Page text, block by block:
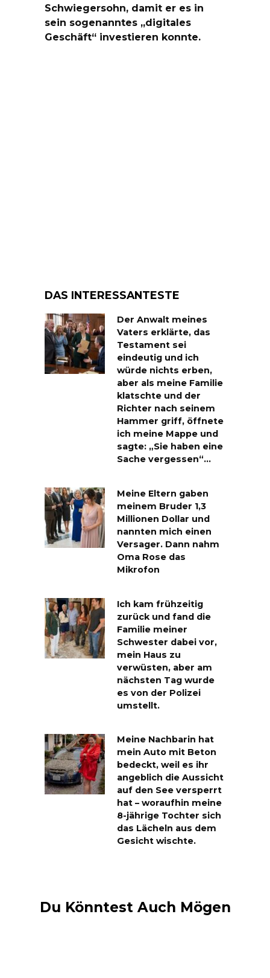
Schwiegersohn, damit er es in
sein sogenanntes „digitales
Geschäft“ investieren konnte.
DAS INTERESSANTESTE
Der Anwalt meines
Vaters erklärte, das
Testament sei
eindeutig und ich
würde nichts erben,
aber als meine Familie
klatschte und der
Richter nach seinem
Hammer griff, öffnete
ich meine Mappe und
sagte: „Sie haben eine
Sache vergessen“…
Meine Eltern gaben
meinem Bruder 1,3
Millionen Dollar und
nannten mich einen
Versager. Dann nahm
Oma Rose das
Mikrofon
Ich kam frühzeitig
zurück und fand die
Familie meiner
Schwester dabei vor,
mein Haus zu
verwüsten, aber am
nächsten Tag wurde
es von der Polizei
umstellt.
Meine Nachbarin hat
mein Auto mit Beton
bedeckt, weil es ihr
angeblich die Aussicht
auf den See versperrt
hat – woraufhin meine
8-jährige Tochter sich
das Lächeln aus dem
Gesicht wischte.
Du Könntest Auch Mögen